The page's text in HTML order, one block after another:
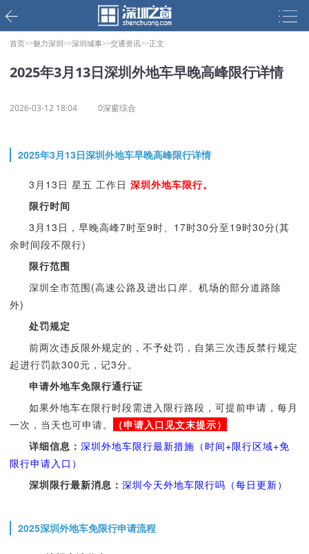
首页>>魅力深圳>>深圳城事>>交通资讯>>正文
2025年3月13日深圳外地车早晚高峰限行详情
2026-03-12 18:04 0深窗综合
2025年3月13日深圳外地车早晚高峰限行详情
3月13日 星五 工作日 深圳外地车限行。
限行时间
3月13日，早晚高峰7时至9时、17时30分至19时30分(其
余时间段不限行)
限行范围
深圳全市范围(高速公路及进出口岸、机场的部分道路除
外)
处罚规定
前两次违反限外规定的，不予处罚，自第三次违反禁行规定
起进行罚款300元，记3分。
申请外地车免限行通行证
如果外地车在限行时段需进入限行路段，可提前申请，每月
一次，当天也可申请。
（申请入口见文末提示）
详细信息： 深圳外地车限行最新措施（时间+限行区域+免
限行申请入口）
深圳限行最新消息： 深圳今天外地车限行吗（每日更新）
2025深圳外地车免限行申请流程